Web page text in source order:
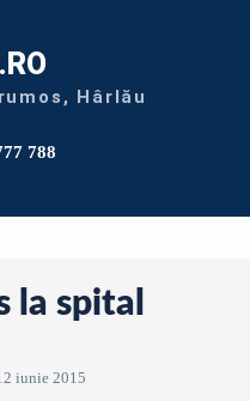
Hârlău
788
la spital
iunie 2015